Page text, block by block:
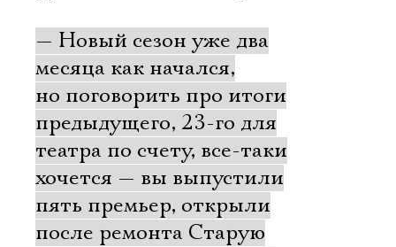
— Новый сезон уже два
месяца как начался,
но поговорить про итоги
предыдущего, 23-го для
театра по счету, все-таки
хочется — вы выпустили
пять премьер, открыли
после ремонта Старую